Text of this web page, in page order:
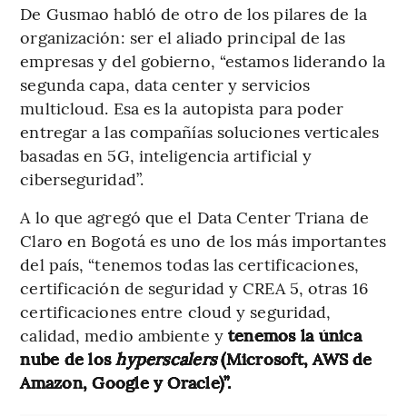
De Gusmao habló de otro de los pilares de la
organización: ser el aliado principal de las
empresas y del gobierno, “estamos liderando la
segunda capa, data center y servicios
multicloud. Esa es la autopista para poder
entregar a las compañías soluciones verticales
basadas en 5G, inteligencia artificial y
ciberseguridad”.
A lo que agregó que el Data Center Triana de
Claro en Bogotá es uno de los más importantes
del país, “tenemos todas las certificaciones,
certificación de seguridad y CREA 5, otras 16
certificaciones entre cloud y seguridad,
calidad, medio ambiente y tenemos la única
nube de loshyperscalers(Microsoft, AWS de
Amazon, Google y Oracle)”.